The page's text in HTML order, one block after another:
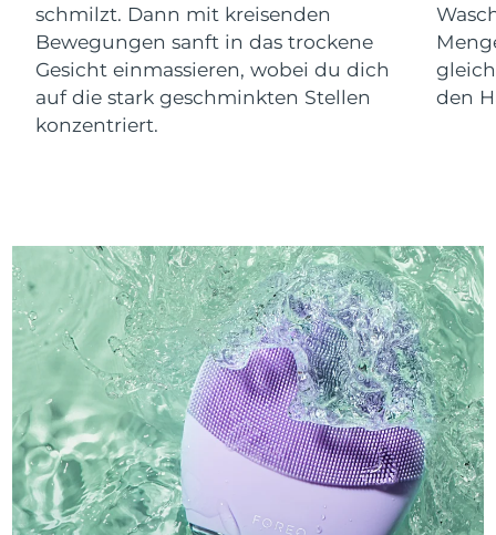
schmilzt. Dann mit kreisenden
Bewegungen sanft in das trockene
Gesicht einmassieren, wobei du dich
auf die stark geschminkten Stellen
konzentriert.
den